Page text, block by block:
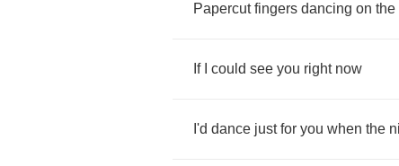
Papercut fingers dancing on the
If could see you right now
I'd dance just for you when the